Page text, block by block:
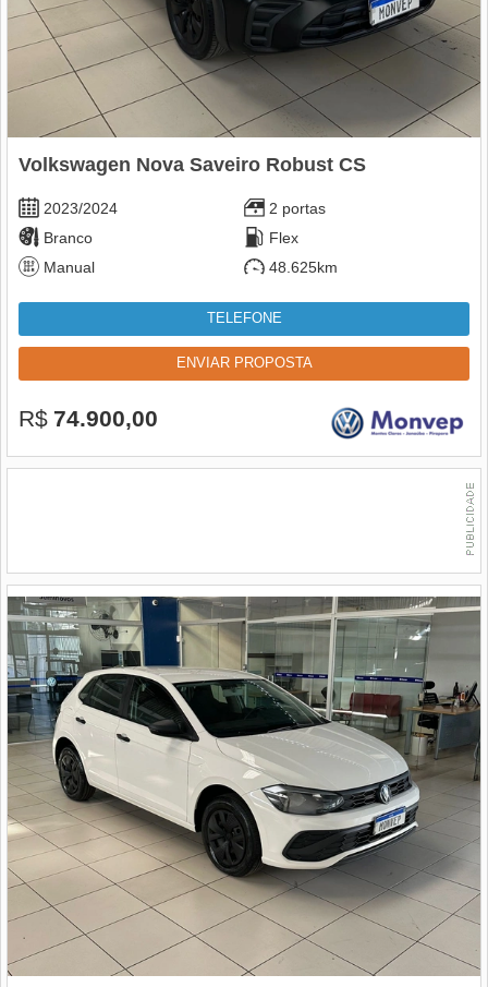
Volkswagen Nova Saveiro Robust CS
2023/2024
2 portas
Branco
Flex
Manual
48.625km
TELEFONE
ENVIAR PROPOSTA
R$ 74.900,00